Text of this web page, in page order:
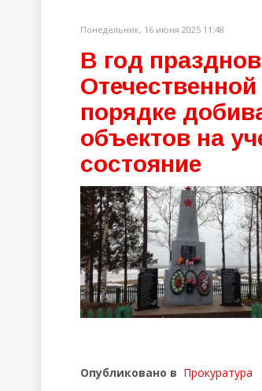
Понедельник, 16 июня 2025 11:48
В год
порядке
объектов на
состояние
Опубликовано в Прокуратура